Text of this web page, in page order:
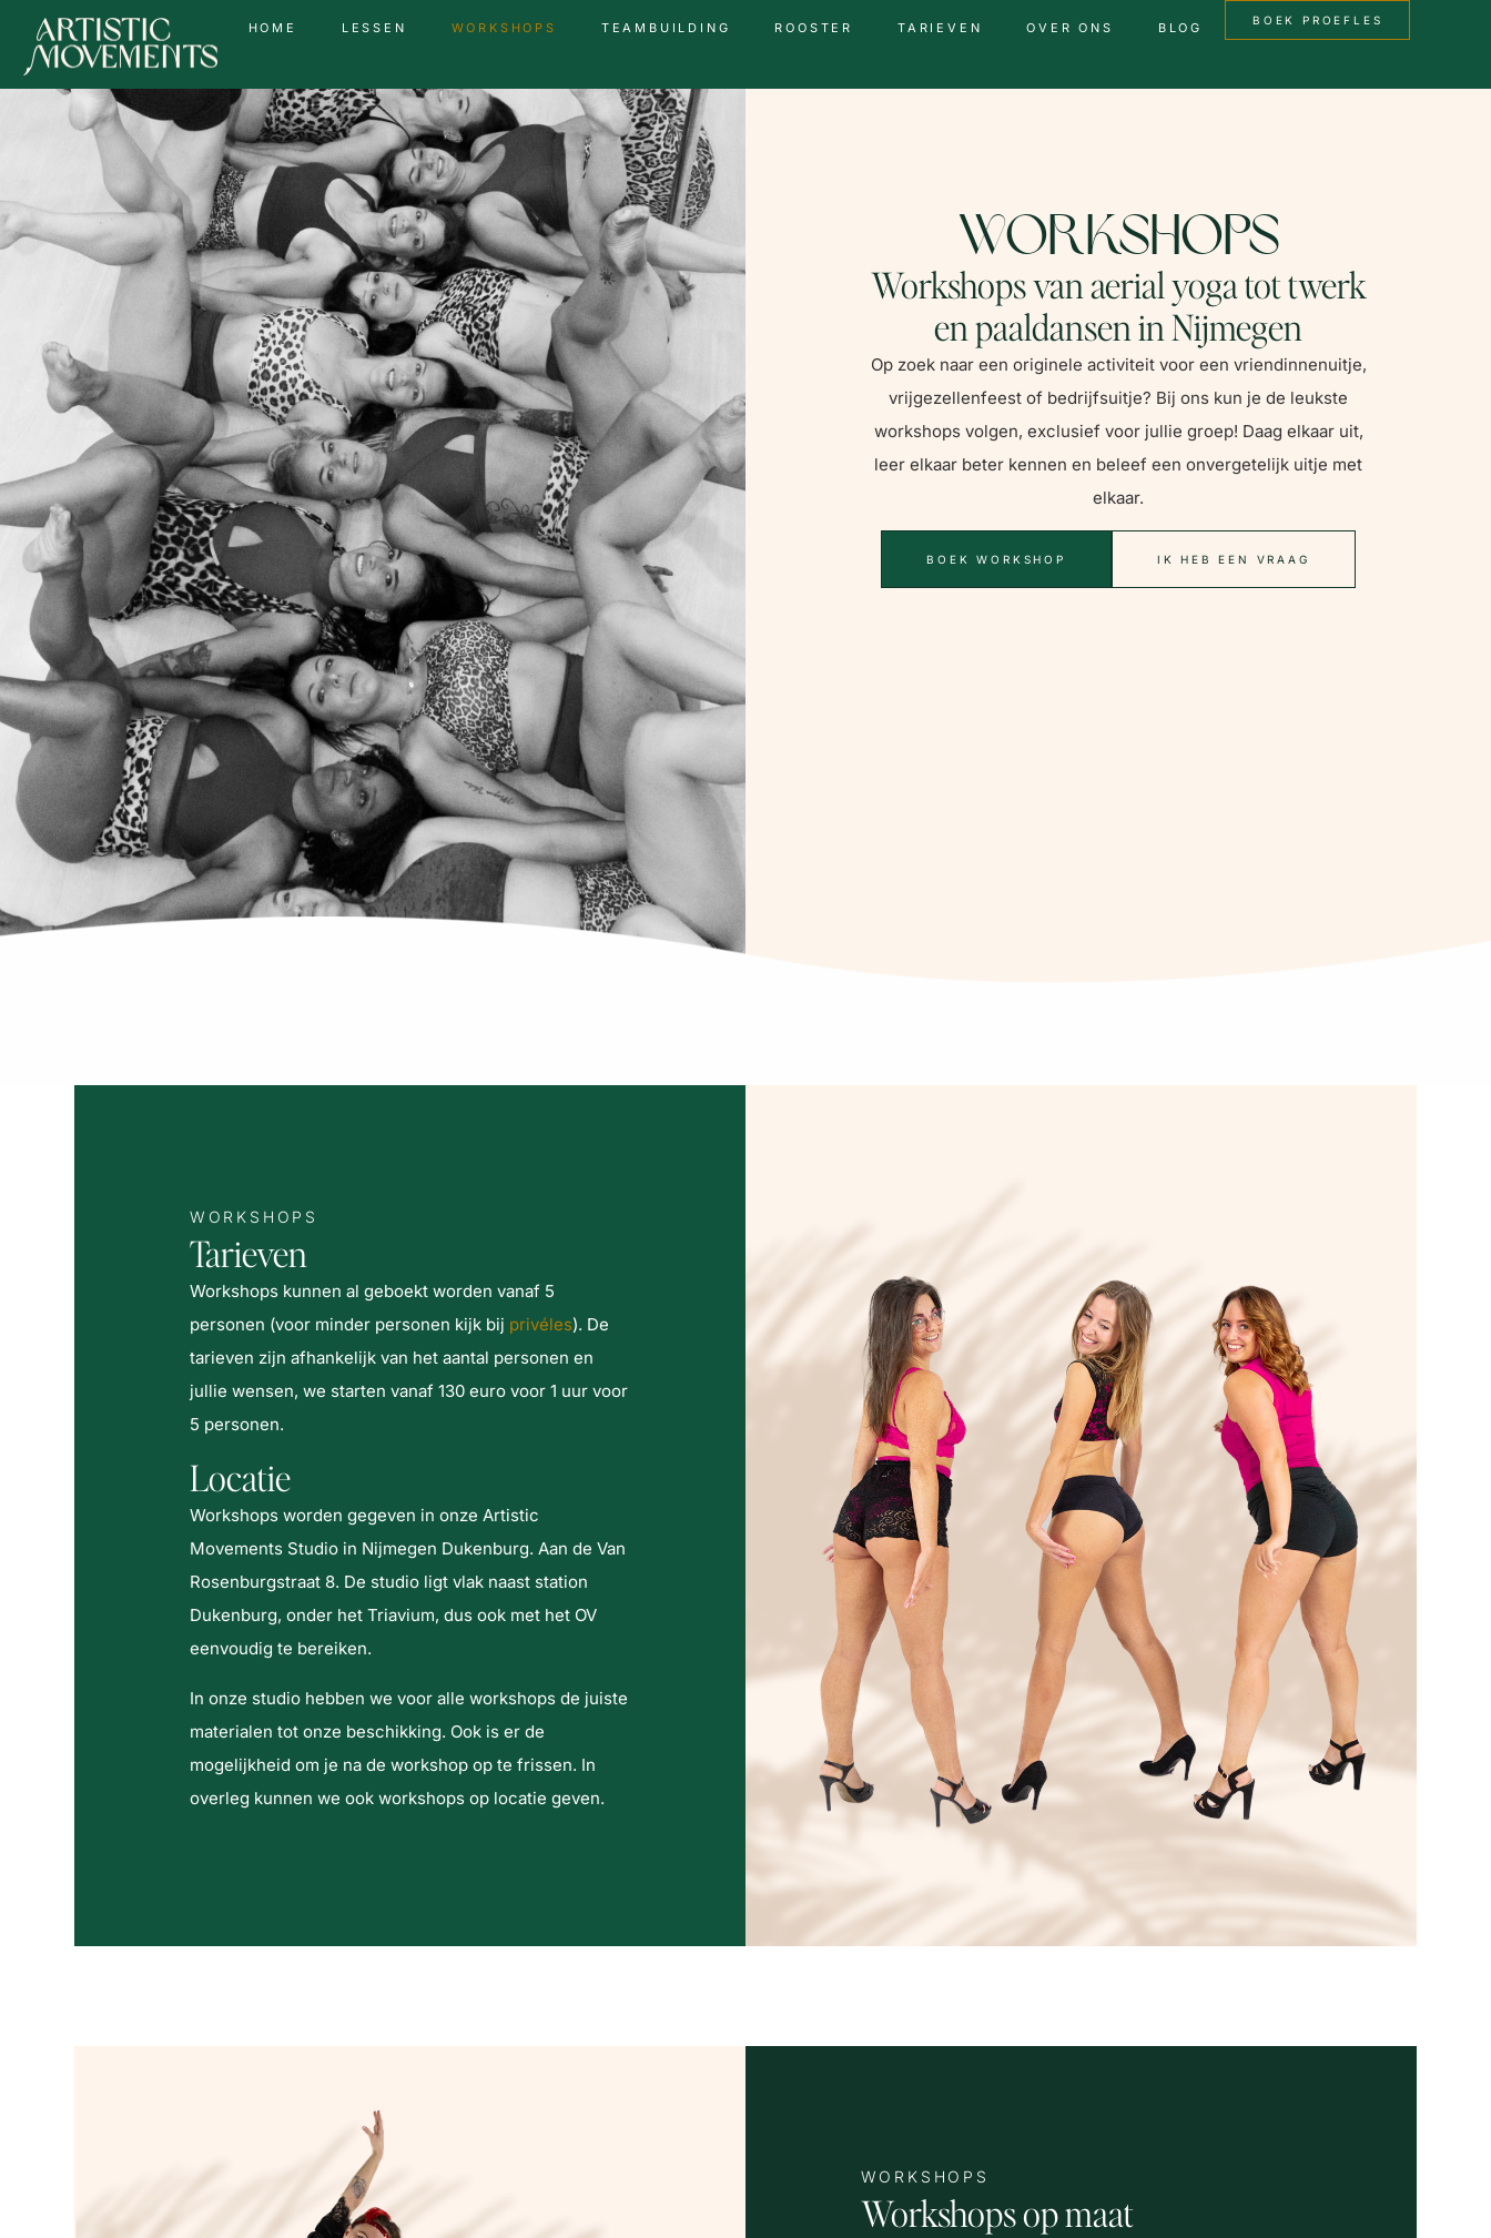
HOME LESSEN WORKSHOPS TEAMBUILDING ROOSTER TARIEVEN OVER ONS BLOG BOEK PROEFLES
Workshops
Workshops van aerial yoga tot twerk
en paaldansen in Nijmegen
Op zoek naar een originele activiteit voor een vriendinnenuitje,
vrijgezellenfeest of bedrijfsuitje? Bij ons kun je de leukste
workshops volgen, exclusief voor jullie groep! Daag elkaar uit,
leer elkaar beter kennen en beleef een onvergetelijk uitje met
elkaar.
BOEK WORKSHOP IK HEB EEN VRAAG
WORKSHOPS
Tarieven
Workshops kunnen al geboekt worden vanaf 5
personen (voor minder personen kijk bij privéles). De
tarieven zijn afhankelijk van het aantal personen en
jullie wensen, we starten vanaf 130 euro voor 1 uur voor
5 personen.
Locatie
Workshops worden gegeven in onze Artistic
Movements Studio in Nijmegen Dukenburg. Aan de Van
Rosenburgstraat 8. De studio ligt vlak naast station
Dukenburg, onder het Triavium, dus ook met het OV
eenvoudig te bereiken.
In onze studio hebben we voor alle workshops de juiste
materialen tot onze beschikking. Ook is er de
mogelijkheid om je na de workshop op te frissen. In
overleg kunnen we ook workshops op locatie geven.
WORKSHOPS
Workshops op maat